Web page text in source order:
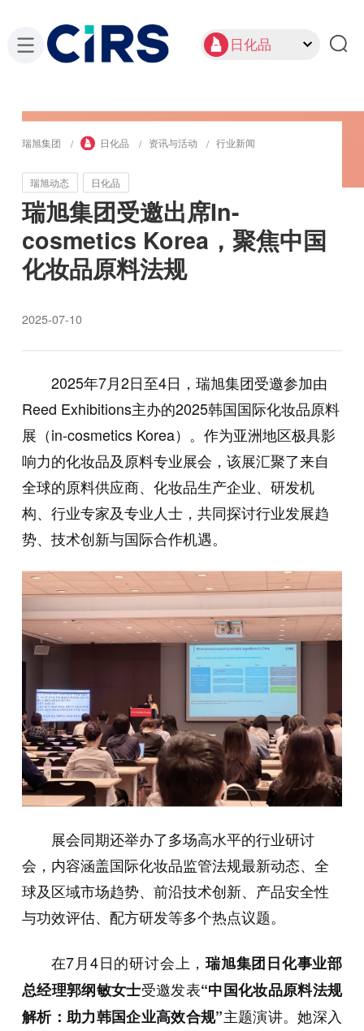
日化品
瑞旭集团 日化品 资讯与活动 行业新闻
瑞旭动态 日化品
瑞旭集团受邀出席In-
cosmetics Korea，聚焦中国
化妆品原料法规
2025-07-10
2025年7月2日至4日，瑞旭集团受邀参加由
Reed Exhibitions主办的2025韩国国际化妆品原料
展（in-cosmetics Korea）。作为亚洲地区极具影
响力的化妆品及原料专业展会，该展汇聚了来自
全球的原料供应商、化妆品生产企业、研发机
构、行业专家及专业人士，共同探讨行业发展趋
势、技术创新与国际合作机遇。
展会同期还举办了多场高水平的行业研讨
会，内容涵盖国际化妆品监管法规最新动态、全
球及区域市场趋势、前沿技术创新、产品安全性
与功效评估、配方研发等多个热点议题。
在7月4日的研讨会上，瑞旭集团日化事业部
总经理郭纲敏女士受邀发表“中国化妆品原料法规
解析：助力韩国企业高效合规”主题演讲。她深入